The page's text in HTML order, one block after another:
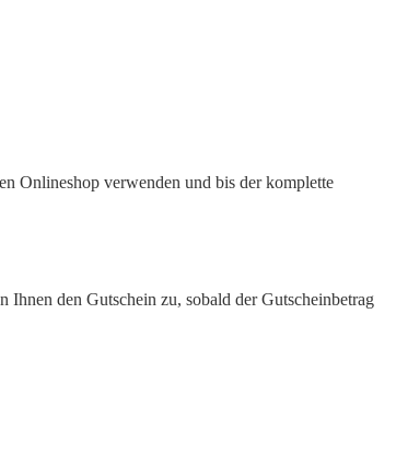
Onlineshop verwenden und bis der komplette
den Gutschein zu, sobald der Gutscheinbetrag